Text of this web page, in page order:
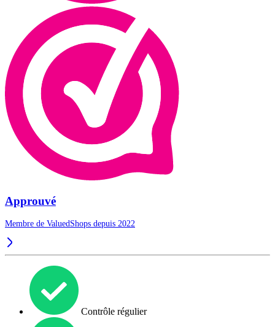
Approuvé
Membre de ValuedShops depuis 2022
Contrôle régulier